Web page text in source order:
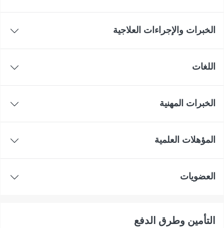
الخبرات والإجراءات العلاجية
اللغات
الخبرات المهنية
المؤهلات العلمية
العضويات
التأمين وطرق الدفع